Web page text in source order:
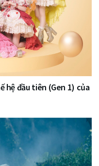
hệ đầu tiên (Gen 1) của